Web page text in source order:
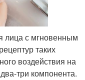
лица с мгновенным
таких
воздействия на
три компонента.